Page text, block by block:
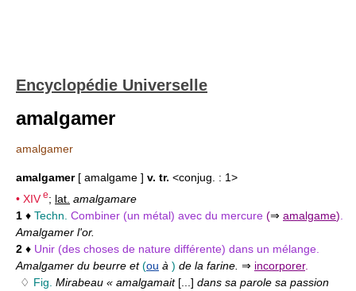
Encyclopédie Universelle
amalgamer
amalgamer
amalgamer[ amalgame ] v. tr. <conjug. : 1>
• XIV e; lat. amalgamare
1 ♦ Techn. Combiner (un métal) avec du mercure (⇒ amalgame)
Amalgamer l'or.
2 ♦ Unir (des choses de nature différente) dans un mélange.
Amalgamer du beurre et(ou à ) de la farine. ⇒ incorporer.
♢ Fig. Mirabeau « amalgamait [...] dans sa parole sa passion